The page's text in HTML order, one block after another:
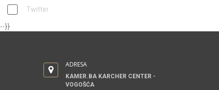
Twitter
--}}
ADRESA
KAMER.BA KARCHER CENTER -
VOGOŠĆA